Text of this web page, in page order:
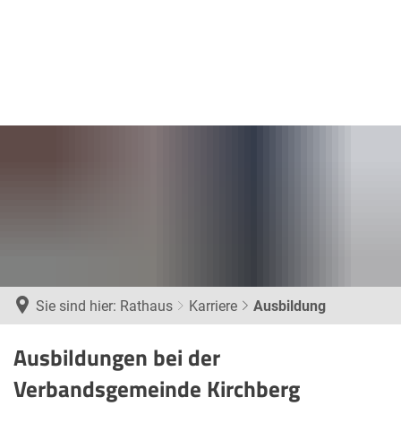
Sie sind hier: Rathaus Karriere Ausbildung
Ausbildung
Ausbildungen bei der
Verbandsgemeinde Kirchberg